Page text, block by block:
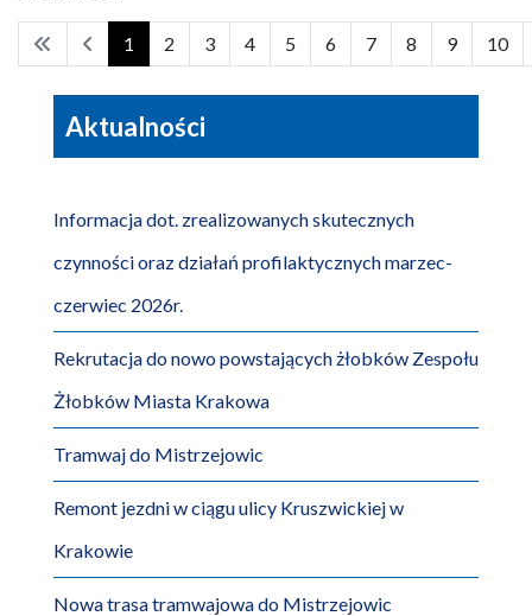
1 2 3 4 5 6 7 8 9 10
Aktualności
Informacja dot. zrealizowanych skutecznych
czynności oraz działań profilaktycznych marzec-
czerwiec 2026r.
Rekrutacja do nowo powstających żłobków Zespołu
Żłobków Miasta Krakowa
Tramwaj do Mistrzejowic
Remont jezdni w ciągu ulicy Kruszwickiej w
Krakowie
Nowa trasa tramwajowa do Mistrzejowic